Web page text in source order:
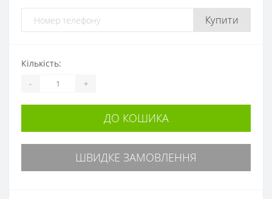
Купити
Кількість:
- +
ДО КОШИКА
ШВИДКЕ ЗАМОВЛЕННЯ